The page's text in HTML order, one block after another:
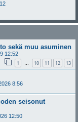
sekä muu asuminen
12:52
1 … 10 11 12 13
8:56
seisonut
12:50